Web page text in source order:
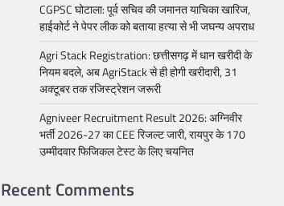
CGPSC घोटाला: पूर्व सचिव की जमानत याचिका खारिज,
हाईकोर्ट ने पेपर लीक को बताया हत्या से भी जघन्य अपराध
Agri Stack Registration: छत्तीसगढ़ में धान खरीदी के
नियम बदले, अब AgriStack से ही होगी खरीदारी, 31
अक्टूबर तक रजिस्ट्रेशन जरूरी
Agniveer Recruitment Result 2026: अग्निवीर
भर्ती 2026-27 का CEE रिजल्ट जारी, रायपुर के 170
उम्मीदवार फिजिकल टेस्ट के लिए चयनित
Recent Comments